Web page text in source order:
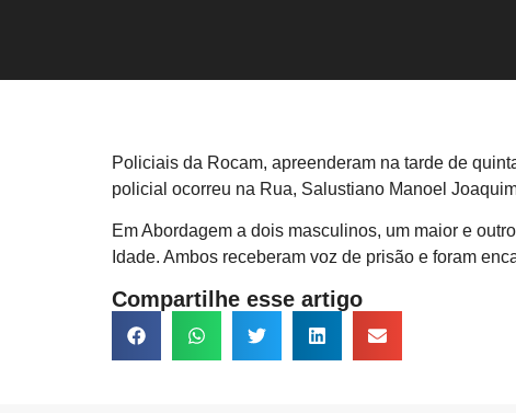
Policiais da Rocam, apreenderam na tarde de
policial ocorreu na Rua, Salustiano Manoel
Em Abordagem a dois masculinos, um maior e
Idade. Ambos receberam voz de prisão e foram
Compartilhe esse artigo